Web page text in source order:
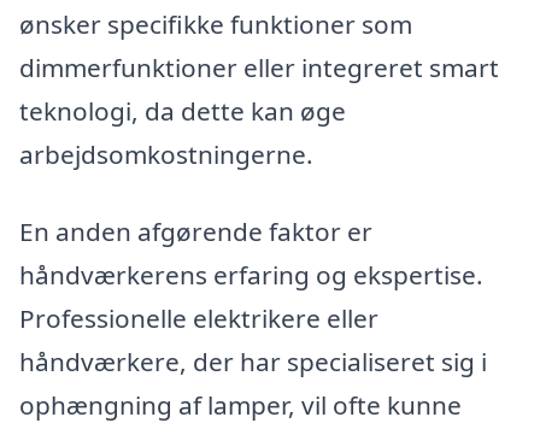
ønsker specifikke funktioner som
dimmerfunktioner eller integreret smart
teknologi, da dette kan øge
arbejdsomkostningerne.
En anden afgørende faktor er
håndværkerens erfaring og ekspertise.
Professionelle elektrikere eller
håndværkere, der har specialiseret sig i
ophængning af lamper, vil ofte kunne